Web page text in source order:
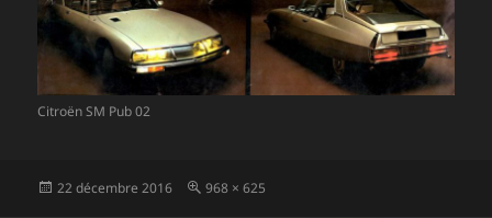
Citroën SM Pub 02
Publié
22 décembre 2016
Taille
968 × 625